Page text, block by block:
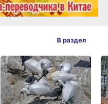
В раздел